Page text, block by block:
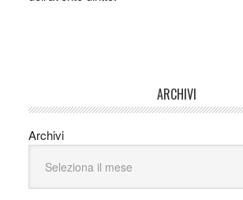
ARCHIVI
Archivi